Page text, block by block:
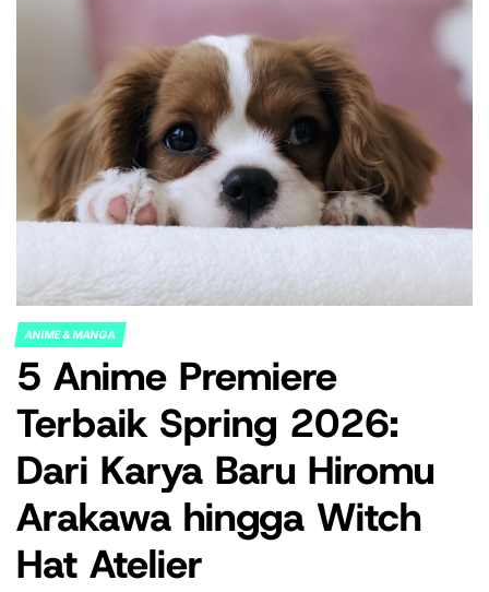
POSTED
IN
ANIME & MANGA
5 Anime Premiere
Terbaik Spring 2026:
Dari Karya Baru Hiromu
Arakawa hingga Witch
Hat Atelier